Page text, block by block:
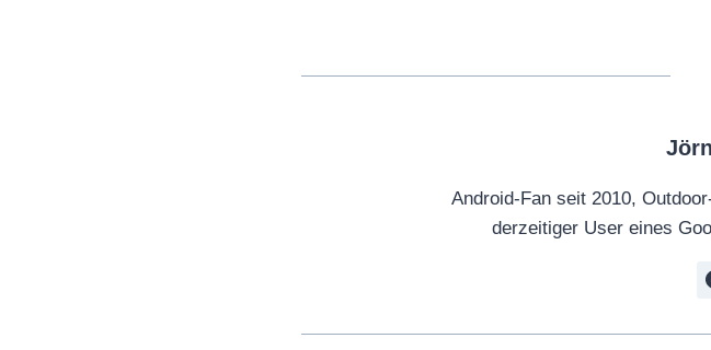
Android-Fan seit 2010,
derzeitiger User eines